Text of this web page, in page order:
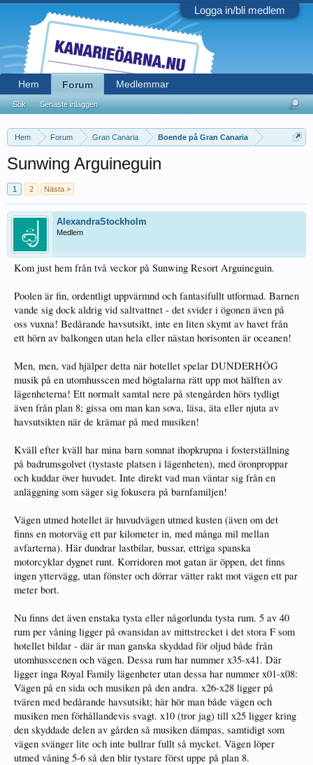
Logga in/bli medlem
Hem Forum Gran Canaria Boende på Gran Canaria
Sunwing Arguineguin
1 2 Nästa >
AlexandraStockholm
Medlem
Kom just hem från två veckor på Sunwing Resort Arguineguin.
Poolen är fin, ordentligt uppvärmnd och fantasifullt utformad. Barnen
vande sig dock aldrig vid saltvattnet - det svider i ögonen även på
oss vuxna! Bedårande havsutsikt, inte en liten skymt av havet från
ett hörn av balkongen utan hela eller nästan horisonten är oceanen!
Men, men, vad hjälper detta när hotellet spelar DUNDERHÖG
musik på en utomhusscen med högtalarna rätt upp mot hälften av
lägenheterna! Ett normalt samtal nere på stengården hörs tydligt
även från plan 8; gissa om man kan sova, läsa, äta eller njuta av
havsutsikten när de krämar på med musiken!
Kväll efter kväll har mina barn somnat ihopkrupna i fosterställning
på badrumsgolvet (tystaste platsen i lägenheten), med öronproppar
och kuddar över huvudet. Inte direkt vad man väntar sig från en
anläggning som säger sig fokusera på barnfamiljen!
Vägen utmed hotellet är huvudvägen utmed kusten (även om det
finns en motorväg ett par kilometer in, med många mil mellan
avfarterna). Här dundrar lastbilar, bussar, ettriga spanska
motorcyklar dygnet runt. Korridoren mot gatan är öppen, det finns
ingen yttervägg, utan fönster och dörrar vätter rakt mot vägen ett par
meter bort.
Nu finns det även enstaka tysta eller någorlunda tysta rum. 5 av 40
rum per våning ligger på ovansidan av mittstrecket i det stora F som
hotellet bildar - där är man ganska skyddad för oljud både från
utomhusscenen och vägen. Dessa rum har nummer x35-x41. Där
ligger inga Royal Family lägenheter utan dessa har nummer x01-x08:
Vägen på en sida och musiken på den andra. x26-x28 ligger på
tvären med bedårande havsutsikt; här hör man både vägen och
musiken men förhållandevis svagt. x10 (tror jag) till x25 ligger kring
den skyddade delen av gården så musiken dämpas, samtidigt som
vägen svänger lite och inte bullrar fullt så mycket. Vägen löper
utmed våning 5-6 så den blir tystare först uppe på plan 8.
Hem Forum
Sök Senaste inläggen
Medlemmar